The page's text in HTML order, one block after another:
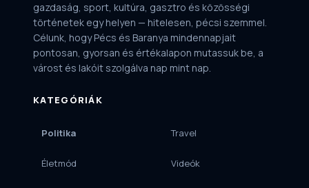
gazdaság, sport, kultúra, gasztro és közösségi
történetek egy helyen — hitelesen, pécsi szemmel.
Célunk, hogy Pécs és Baranya mindennapjait
pontosan, gyorsan és értékalapon mutassuk be, a
várost és lakóit szolgálva nap mint nap.
KATEGÓRIÁK
Politika
Életmód
Travel
Videók